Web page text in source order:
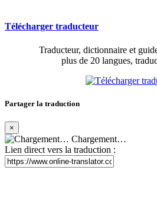
Télécharger traducteur
Traducteur, dictionnaire et
plus de 20 langues,
Partager la traduction
×
Chargement…
Lien direct vers la traduction :